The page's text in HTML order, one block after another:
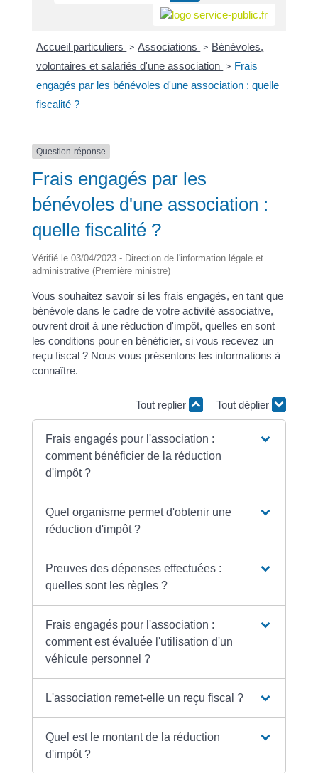
Accueil particuliers > Associations > Bénévoles,
volontaires et salariés d'une association > Frais
engagés par les bénévoles d'une association : quelle
fiscalité ?
Question-réponse
Frais engagés par les
bénévoles d'une association :
quelle fiscalité ?
Vérifié le 03/04/2023 - Direction de l'information légale et
administrative (Première ministre)
Vous souhaitez savoir si les frais engagés, en tant que
bénévole dans le cadre de votre activité associative,
ouvrent droit à une réduction d'impôt, quelles en sont
les conditions pour en bénéficier, si vous recevez un
reçu fiscal ? Nous vous présentons les informations à
connaître.
Tout replier Tout déplier
Frais engagés pour l'association :
comment bénéficier de la réduction
d'impôt ?
Quel organisme permet d'obtenir une
réduction d'impôt ?
Preuves des dépenses effectuées :
quelles sont les règles ?
Frais engagés pour l'association :
comment est évaluée l'utilisation d'un
véhicule personnel ?
L'association remet-elle un reçu fiscal ?
Quel est le montant de la réduction
d'impôt ?